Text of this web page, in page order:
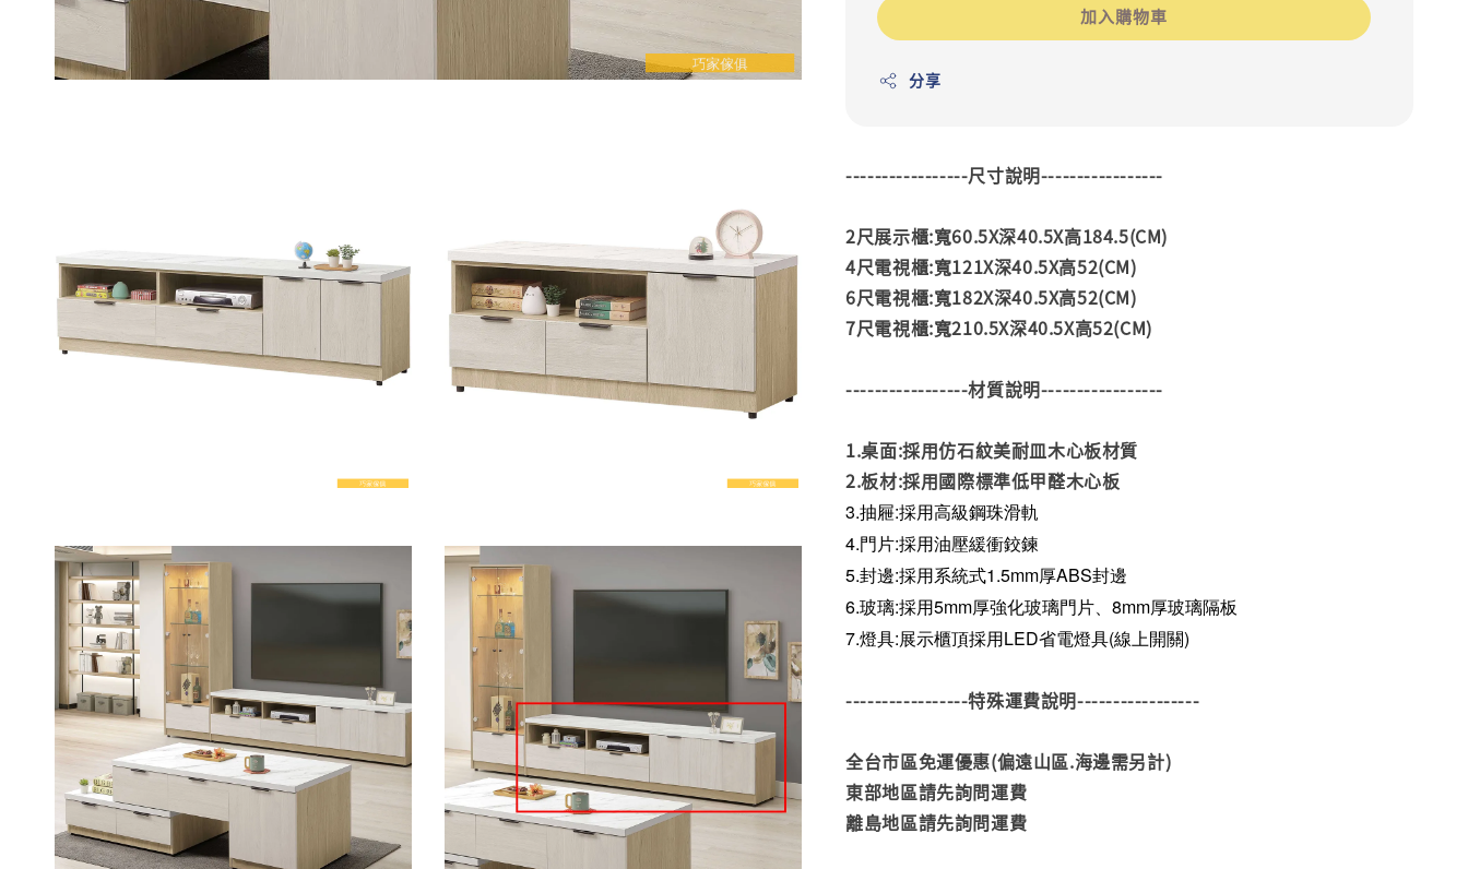
加入購物車
分享
-----------------尺寸說明-----------------
2尺展示櫃:寬60.5X深40.5X高184.5(CM)
4尺電視櫃:寬121X深40.5X高52(CM)
6尺電視櫃:寬182X深40.5X高52(CM)
7尺電視櫃:寬210.5X深40.5X高52(CM)
-----------------材質說明-----------------
1.桌面:採用仿石紋美耐皿木心板材質
2.板材:採用國際標準低甲醛木心板
3.抽屜:採用高級鋼珠滑軌
4.門片:採用油壓緩衝鉸鍊
5.封邊:採用系統式1.5mm厚ABS封邊
6.玻璃:採用5mm厚強化玻璃門片、8mm厚玻璃隔板
7.燈具:展示櫃頂採用LED省電燈具(線上開關)
-----------------特殊運費說明-----------------
全台市區免運優惠(偏遠山區.海邊需另計)
東部地區請先詢問運費
離島地區請先詢問運費